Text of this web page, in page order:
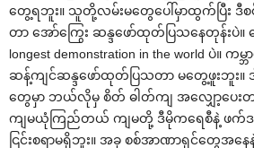
တွေ့ရဘူး။ သူတို့လမ်းမတွေပေါ်မှာထွက်ပြီး
တာ အော်ကြွေး ဆန္ဒဖော်ထုတ်ပြသနေတုန်းပဲ။
longest demonstration in the world ပဲ။ ကမ္
ဆန့်ကျင်ဆန္ဒဖော်ထုတ်ပြသတာ မတွေ့ဖူးဘူး။
တွေမှာ ဘယ်လိုမှ စိတ် ဓါတ်ကျ အလျှော့ပေးတ
ကျမယုံကြည်တယ် ကျမတို့ ဒီမိုကရေစီနဲ့ ဖက်
ငြင်းစရာမရှိဘူး။ အခု စစ်အာဏာရှင်တွေအန